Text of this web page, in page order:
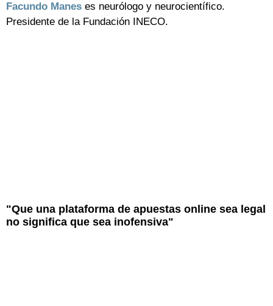
Facundo Manes es neurólogo y neurocientífico.
Presidente de la Fundación INECO.
"Que una plataforma de apuestas online sea legal
no significa que sea inofensiva"